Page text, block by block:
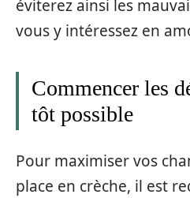
éviterez ainsi les
vous y intéressez en
Commencer les
tôt possible
Pour maximiser vos
place en crèche, il est